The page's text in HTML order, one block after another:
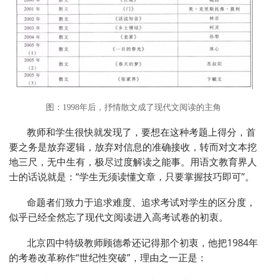
图：1998年后，抒情散文成了现代文阅读的主角
教师和学生很快就发现了，要想在这种考题上得分，首
要之务是放弃逻辑，放弃对信息的准确接收，转而对文本挖
地三尺，无中生有，极尽过度解读之能事。用语文教育界人
士的话说就是：“学生无须读懂文章，只要掌握技巧即可”。
命题者们致力于追求难度、追求考试对学生的区分度，
似乎已经全然忘了现代文阅读进入高考试卷的初衷。
北京四中特级教师顾德希还记得那个初衷，他把1984年
的考卷改革称作“世纪性突破”，理由之一正是：